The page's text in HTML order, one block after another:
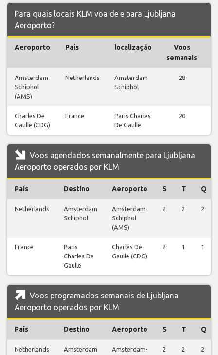
Para quais locais KLM voa de e para Ljubljana
Aeroporto?
Aeroporto País localização
Voos
semanais
Amsterdam-
Schiphol
(AMS)
Netherlands
Amsterdam
Schiphol
28
Charles De
Gaulle (CDG)
France
Paris Charles
De Gaulle
20
Voos agendados semanalmente para Ljubljana
Aeroporto operados por KLM
País Destino Aeroporto S T Q
Netherlands
Amsterdam
Schiphol
Amsterdam-
Schiphol
(AMS)
2 2 2
France
Paris
Charles De
Gaulle
Charles De
Gaulle (CDG)
2 1 1
Voos programados semanais de Ljubljana
Aeroporto operados por KLM
País Destino Aeroporto S T Q
Netherlands
Amsterdam
Amsterdam-
2 2 2